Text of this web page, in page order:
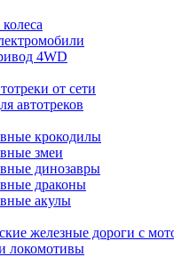
4WD
от сети
автотреков
крокодилы
змеи
динозавры
драконы
акулы
железные дороги с
локомотивы